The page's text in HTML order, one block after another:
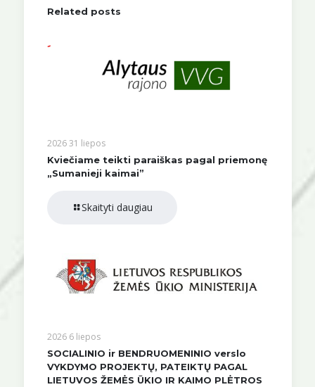
Related posts
2026 31 liepos
Kviečiame teikti paraiškas pagal priemonę
„Sumanieji kaimai”
Skaityti daugiau
2026 6 liepos
SOCIALINIO ir BENDRUOMENINIO verslo
VYKDYMO PROJEKTŲ, PATEIKTŲ PAGAL
LIETUVOS ŽEMĖS ŪKIO IR KAIMO PLĖTROS